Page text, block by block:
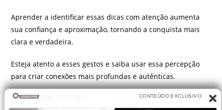
Aprender a identificar essas dicas com atenção aumenta
sua confiança e aproximação, tornando a conquista mais
clara e verdadeira.
Esteja atento a esses gestos e saiba usar essa percepção
para criar conexões mais profundas e autênticas.